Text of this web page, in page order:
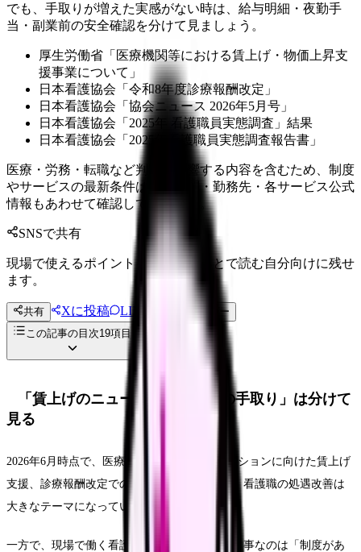
でも、手取りが増えた実感がない時は、給与明細・夜勤手
当・副業前の安全確認を分けて見ましょう。
厚生労働省「医療機関等における賃上げ・物価上昇支
援事業について」
日本看護協会「令和8年度診療報酬改定」
日本看護協会「協会ニュース 2026年5月号」
日本看護協会「2025年 看護職員実態調査」結果
日本看護協会「2025年看護職員実態調査報告書」
医療・労務・転職など判断に影響する内容を含むため、制度
やサービスの最新条件は公的機関・勤務先・各サービス公式
情報もあわせて確認してください。
SNSで共有
現場で使えるポイントを、同僚やあとで読む自分向けに残せ
ます。
共有 Xに投稿 LINE
投稿文コピー
この記事の目次19項目
「賃上げのニュース」と「自分の手取り」は分けて
見る
2026年6月時点で、医療機関や訪問看護ステーションに向けた賃上げ
支援、診療報酬改定でのベースアップ評価料、看護職の処遇改善は
大きなテーマになっています。
一方で、現場で働く看護師さんにとって一番大事なのは「制度があ